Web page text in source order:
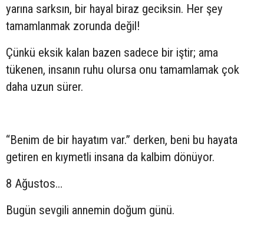
yarına sarksın, bir hayal biraz geciksin. Her şey
tamamlanmak zorunda değil!
Çünkü eksik kalan bazen sadece bir iştir; ama
tükenen, insanın ruhu olursa onu tamamlamak çok
daha uzun sürer.
“Benim de bir hayatım var.” derken, beni bu hayata
getiren en kıymetli insana da kalbim dönüyor.
8 Ağustos…
Bugün sevgili annemin doğum günü.